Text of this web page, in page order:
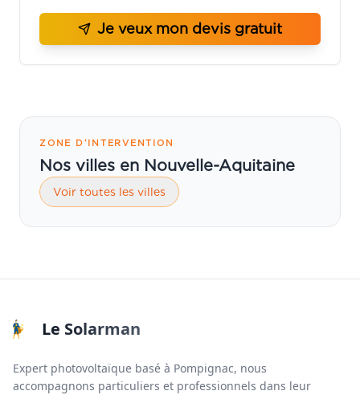
Je veux mon devis gratuit
ZONE D’INTERVENTION
Nos villes en Nouvelle-Aquitaine
Voir toutes les villes
Le Solarman
Expert photovoltaïque basé à Pompignac, nous
accompagnons particuliers et professionnels dans leur